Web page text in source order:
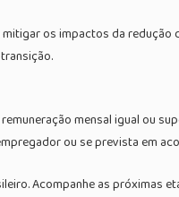
os impactos da
mensal igual ou
ou se prevista em
Acompanhe as próximas